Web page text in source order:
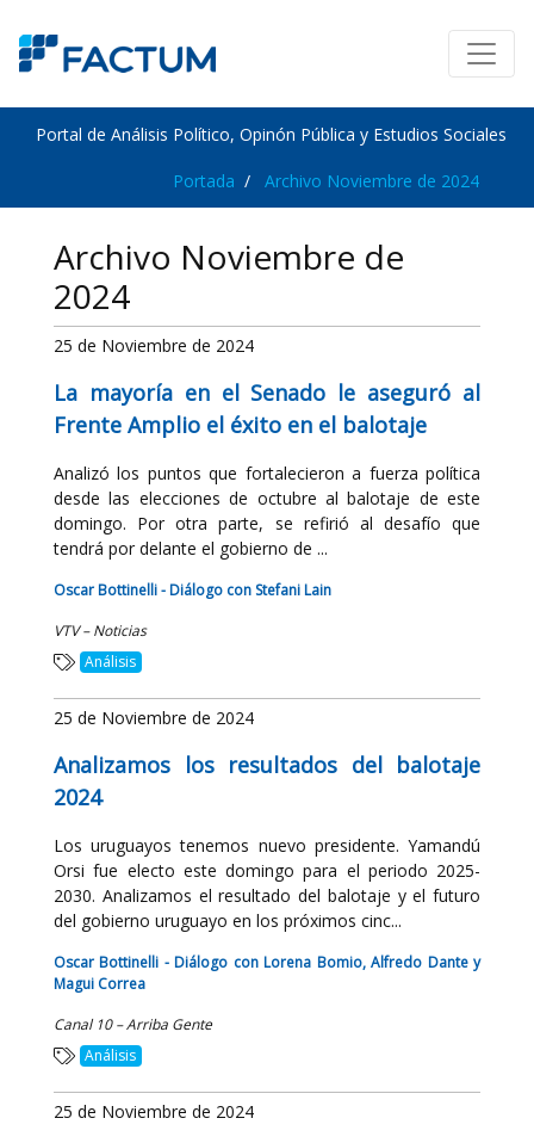
Portal de Análisis Político, Opinón Pública y Estudios Sociales
Portada Archivo Noviembre de 2024
Archivo Noviembre de
2024
25 de Noviembre de 2024
La mayoría en el Senado le aseguró al
Frente Amplio el éxito en el balotaje
Analizó los puntos que fortalecieron a fuerza política
desde las elecciones de octubre al balotaje de este
domingo. Por otra parte, se refirió al desafío que
tendrá por delante el gobierno de ...
Oscar Bottinelli - Diálogo con Stefani Lain
VTV – Noticias
Análisis
25 de Noviembre de 2024
Analizamos los resultados del balotaje
2024
Los uruguayos tenemos nuevo presidente. Yamandú
Orsi fue electo este domingo para el periodo 2025-
2030. Analizamos el resultado del balotaje y el futuro
del gobierno uruguayo en los próximos cinc...
Oscar Bottinelli - Diálogo con Lorena Bomio, Alfredo Dante y
Magui Correa
Canal 10 – Arriba Gente
Análisis
25 de Noviembre de 2024